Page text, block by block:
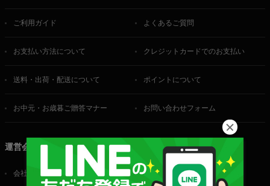
ご利用ガイド よくあるご質問
お支払い方法について クレジットカードでのお支払い
送料・出荷・配送について ポイントについて
お中元・お歳暮ご贈答マナー お問い合わせフォーム
運営会社
会社概要 ご利用規約